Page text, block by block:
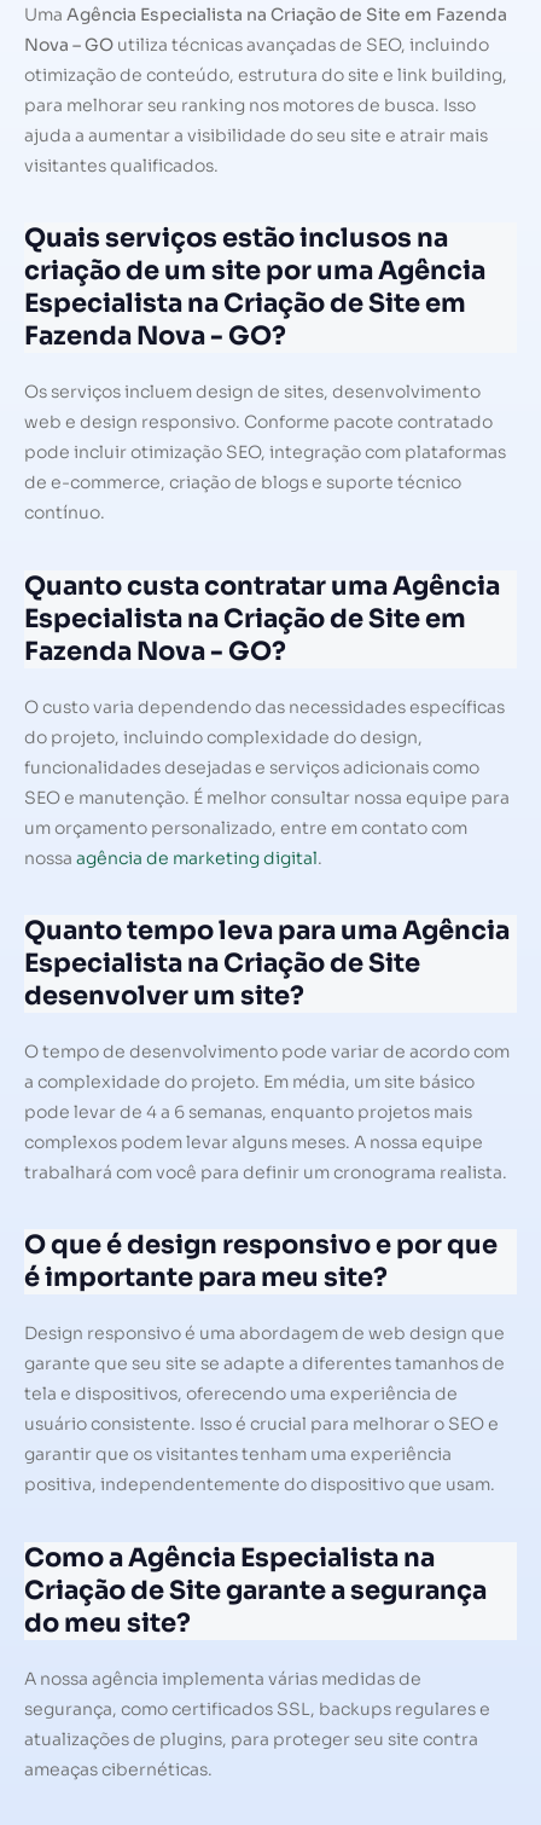
Uma Agência Especialista na Criação de Site em Fazenda
Nova – GO utiliza técnicas avançadas de SEO, incluindo
otimização de conteúdo, estrutura do site e link building,
para melhorar seu ranking nos motores de busca. Isso
ajuda a aumentar a visibilidade do seu site e atrair mais
visitantes qualificados.
Quais serviços estão inclusos na
criação de um site por uma Agência
Especialista na Criação de Site em
Fazenda Nova - GO?
Os serviços incluem design de sites, desenvolvimento
web e design responsivo. Conforme pacote contratado
pode incluir otimização SEO, integração com plataformas
de e-commerce, criação de blogs e suporte técnico
contínuo.
Quanto custa contratar uma Agência
Especialista na Criação de Site em
Fazenda Nova - GO?
O custo varia dependendo das necessidades específicas
do projeto, incluindo complexidade do design,
funcionalidades desejadas e serviços adicionais como
SEO e manutenção. É melhor consultar nossa equipe para
um orçamento personalizado, entre em contato com
nossa agência de marketing digital.
Quanto tempo leva para uma Agência
Especialista na Criação de Site
desenvolver um site?
O tempo de desenvolvimento pode variar de acordo com
a complexidade do projeto. Em média, um site básico
pode levar de 4 a 6 semanas, enquanto projetos mais
complexos podem levar alguns meses. A nossa equipe
trabalhará com você para definir um cronograma realista.
O que é design responsivo e por que
é importante para meu site?
Design responsivo é uma abordagem de web design que
garante que seu site se adapte a diferentes tamanhos de
tela e dispositivos, oferecendo uma experiência de
usuário consistente. Isso é crucial para melhorar o SEO e
garantir que os visitantes tenham uma experiência
positiva, independentemente do dispositivo que usam.
Como a Agência Especialista na
Criação de Site garante a segurança
do meu site?
A nossa agência implementa várias medidas de
segurança, como certificados SSL, backups regulares e
atualizações de plugins, para proteger seu site contra
ameaças cibernéticas.